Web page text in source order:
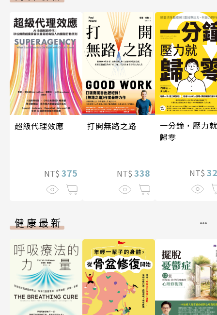
超級代理效應
NT$ 375
打開無路之路
NT$ 338
一分鐘，壓力就
歸零
NT$
健康最新